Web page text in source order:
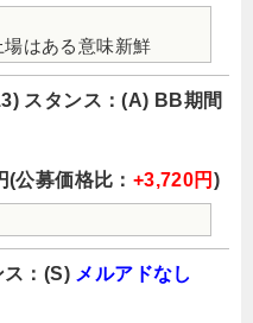
はある意味新鮮
スタンス：(A) BB期間
公募価格比： +3,720円 )
ス：(S) メルアドなし